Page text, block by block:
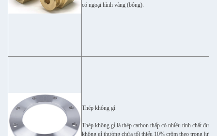
có ngoại hình vàng (bông).
Thép không gỉ
Thép không gỉ là thép carbon thấp có nhiều tính chất
không gỉ thường chứa tối thiểu 10% crôm theo trọng